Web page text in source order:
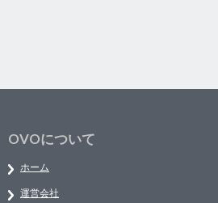
OVOについて
ホーム
運営会社